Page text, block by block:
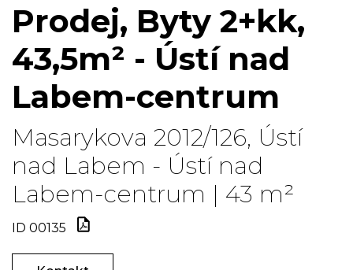
Prodej, Byty 2+kk,
43,5m² - Ústí nad
Labem-centrum
Masarykova 2012/126, Ústí
nad Labem - Ústí nad
Labem-centrum | 43 m²
ID 00135